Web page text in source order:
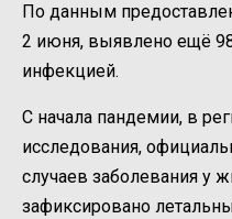
По данным
2 июня, выявлено ещё
инфекцией.
С начала пандемии, в
исследования,
случаeв заболевания у
зафиксировано